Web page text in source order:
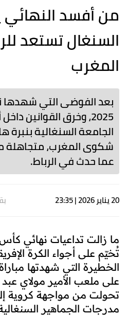
من أفسد النهائي
السنغال تستعد
المغرب
بعد الفوضى التي شهدها
2025، وخرق القوانين
الجامعة السنغالية بنبرة
شكوى المغرب، متجاهلة
عما حدث في الرباط.
20 يناير 2026 | 23:35
تُخيّم على أجواء الكرة
الخطيرة التي شهدتها
على ملعب الأمير مولاي عبد
تحولت من مواجهة
مدرجات الجماهير